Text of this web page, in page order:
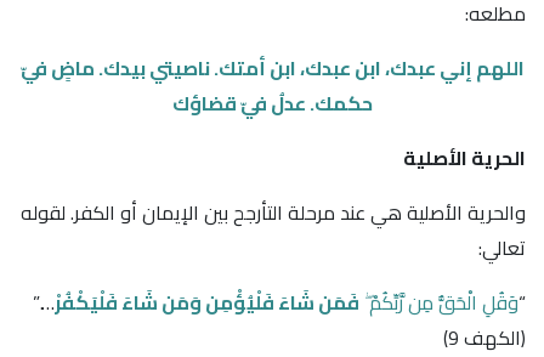
مطلعه:
اللهم إني عبدك، ابن عبدك، ابن أمتك. ناصيتي بيدك. ماضٍ فيّ
حكمك. عدلُ فيّ قضاؤك
الحرية الأصلية
والحرية الأصلية هي عند مرحلة التأرجح بين الإيمان أو الكفر. لقوله
تعالي:
“وَقُلِ الْحَقُّ مِن رَّبِّكُمْ ۖ فَمَن شَاءَ فَلْيُؤْمِن وَمَن شَاءَ فَلْيَكْفُرْ….”
﴿الكهف 9﴾